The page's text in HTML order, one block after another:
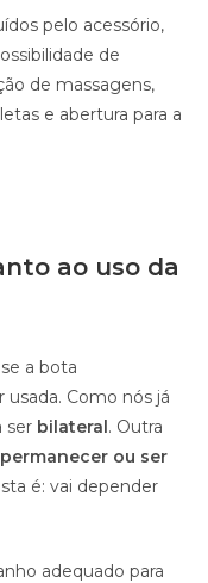
pelo acessório,
de
de massagens,
e abertura para a
ao uso da
a bota
Como nós já
ser bilateral. Outra
ou ser
é: vai depender
adequado para